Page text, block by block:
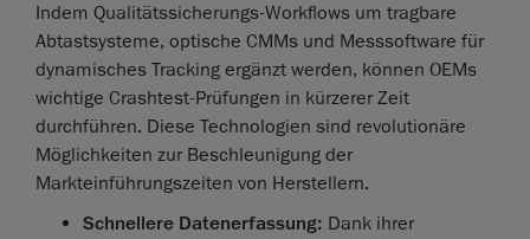
Indem Qualitätssicherungs-Workflows um tragbare
Abtastsysteme, optische CMMs und Messsoftware für
dynamisches Tracking ergänzt werden, können OEMs
wichtige Crashtest-Prüfungen in kürzerer Zeit
durchführen. Diese Technologien sind revolutionäre
Möglichkeiten zur Beschleunigung der
Markteinführungszeiten von Herstellern.
Schnellere Datenerfassung: Dank ihrer